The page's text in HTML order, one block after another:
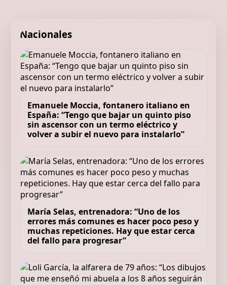
Nacionales
Emanuele Moccia, fontanero italiano en
España: “Tengo que bajar un quinto piso
sin ascensor con un termo eléctrico y
volver a subir el nuevo para instalarlo”
María Selas, entrenadora: “Uno de los
errores más comunes es hacer poco peso y
muchas repeticiones. Hay que estar cerca
del fallo para progresar”